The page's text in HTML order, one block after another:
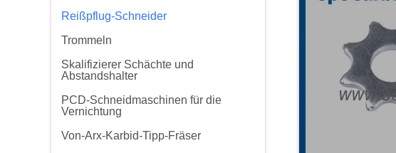
Reißpflug-Schneider
Trommeln
Skalifizierer Schächte und
Abstandshalter
PCD-Schneidmaschinen für die
Vernichtung
Von-Arx-Karbid-Tipp-Fräser